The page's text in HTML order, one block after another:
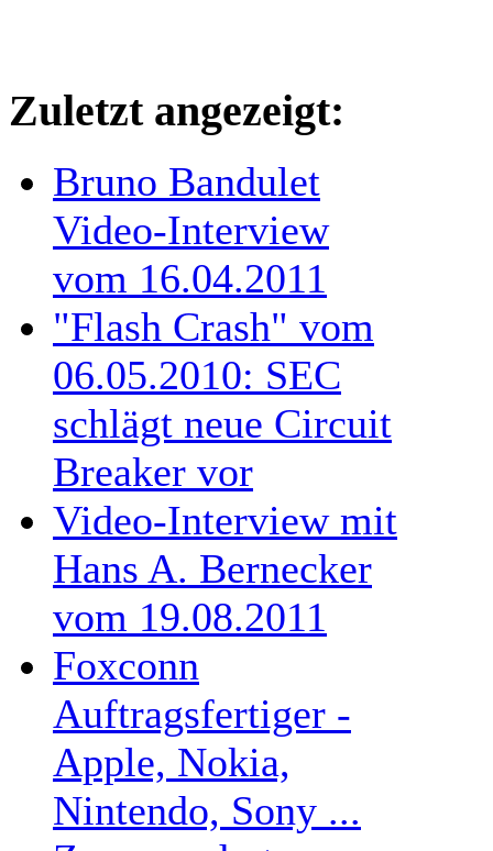
Zuletzt angezeigt:
Bruno Bandulet
Video-Interview
vom 16.04.2011
"Flash Crash" vom
06.05.2010: SEC
schlägt neue Circuit
Breaker vor
Video-Interview mit
Hans A. Bernecker
vom 19.08.2011
Foxconn
Auftragsfertiger -
Apple, Nokia,
Nintendo, Sony ...